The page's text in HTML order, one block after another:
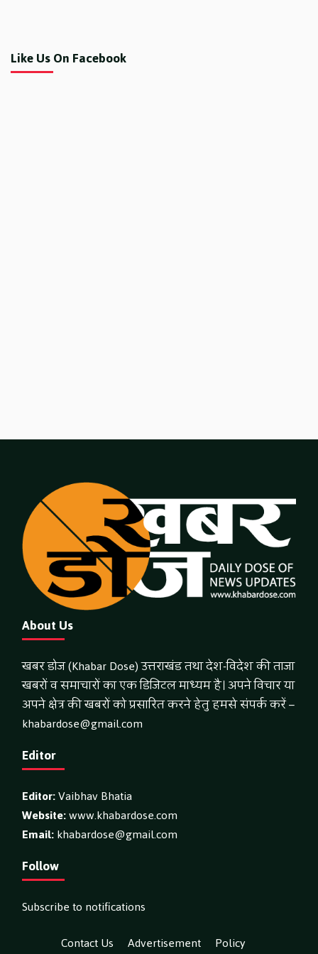
Like Us On Facebook
About Us
खबर डोज (Khabar Dose) उत्तराखंड तथा देश-विदेश की ताजा
खबरों व समाचारों का एक डिजिटल माध्यम है। अपने विचार या
अपने क्षेत्र की खबरों को प्रसारित करने हेतु हमसे संपर्क करें –
khabardose@gmail.com
Editor
Editor:Vaibhav Bhatia
Website:www.khabardose.com
Email:khabardose@gmail.com
Follow
Subscribe to notifications
Contact Us
Advertisement Policy